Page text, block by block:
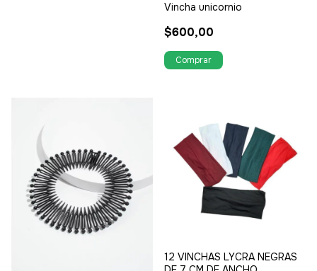
Vincha unicornio
$600,00
12 VINCHAS LYCRA NEGRAS